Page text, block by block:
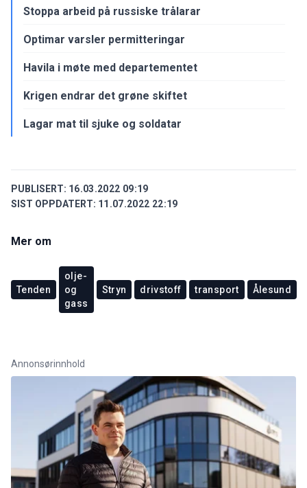
Stoppa arbeid på russiske trålarar
Optimar varsler permitteringar
Havila i møte med departementet
Krigen endrar det grøne skiftet
Lagar mat til sjuke og soldatar
PUBLISERT: 16.03.2022 09:19
SIST OPPDATERT: 11.07.2022 22:19
Mer om
Tenden
olje-
og
gass
Stryn drivstoff transport Ålesund
Annonsørinnhold